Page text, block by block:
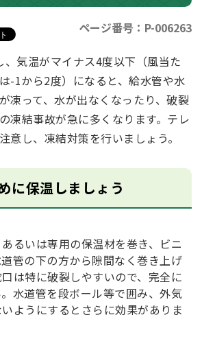
ページ番号：P-006263
、気温がマイナス4度以下（風当た
-1から2度）になると、給水管や水
凍って、水が出なくなったり、破裂
凍結事故が急に多くなります。テレ
意し、凍結対策を行いましょう。
に保温しましょう
るいは専用の保温材を巻き、ビニ
管の下の方から隙間なく巻き上げ
は特に破裂しやすいので、完全に
水道管を段ボール等で囲み、外気
ようにするとさらに効果がありま